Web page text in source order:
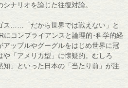
ナリオを論じた往復対論。
ス……「だから世界では戦えない」と
にコンプライアンスと論理的･科学的経
アップルやグーグルをはじめ世界に冠
「アメリカ型」に懐疑的。むしろ
知」といった日本の「当たり前」が注